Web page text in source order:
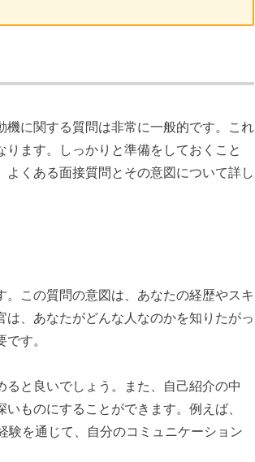
に関する質問は非常に一般的です。これ
ます。しっかりと準備をしておくこと
くある面接質問とその意図について詳し
この質問の意図は、あなたの経歴やスキ
、あなたがどんな人なのかを知りたがっ
す。
と良いでしょう。また、自己紹介の中
ものにすることができます。例えば、
験を通じて、自分のコミュニケーション